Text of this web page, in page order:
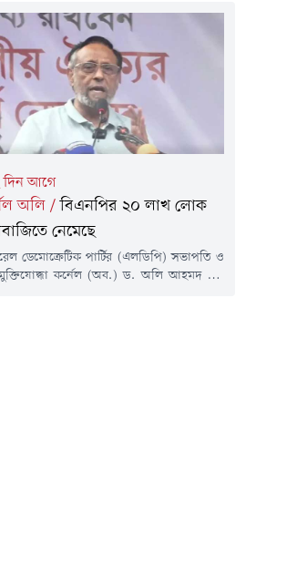
চৌধুরী আবদুল্লাহ আল-মামুন এই পুলিশ
নেতৃত্ব দিয়েছিলেন ছাত্র-জনতার ওপর গুলি
করার জন্য, তাকে...
দিন আগে
অলি /বিএনপির ২০ লাখ লোক
নেমেছে
ডেমোক্রেটিক পার্টির (এলডিপি) সভাপতি ও
কর্নেল (অব.) ড. অলি আহমদ বীর